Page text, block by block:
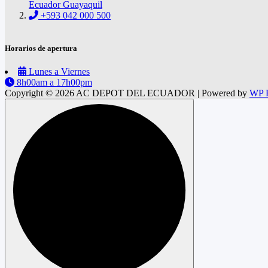
Ecuador Guayaquil
+593 042 000 500
Horarios de apertura
Lunes a Viernes
8h00am a 17h00pm
Copyright © 2026 AC DEPOT DEL ECUADOR | Powered by WP